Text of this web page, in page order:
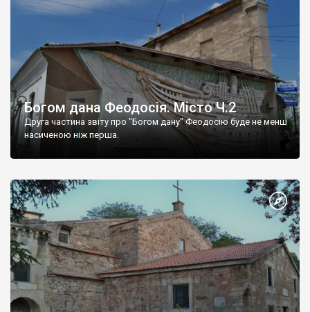
Богом дана Феодосія. Місто Ч.2
Друга частина звіту про "Богом дану" Феодосію буде не менш
насиченою ніж перша.